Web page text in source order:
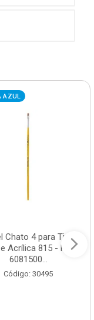
AZUL
Chato 4 para Tinta
Acrílica 815 - Ref.
6081500...
Código: 30495